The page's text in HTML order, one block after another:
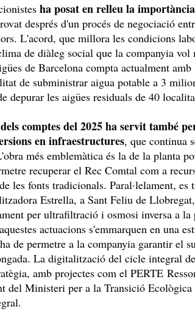
ha posat en relleu la
després d'un procés de negociació
L'acord, que millora les condicions
de diàleg social que la companyia vol
de Barcelona compta actualment
de subministrar aigua potable a 3
depurar les aigües residuals de 40
comptes del 2025 ha servit també
en infraestructures, que continua
més emblemàtica és la de la planta
recuperar el Rec Comtal com a
les fonts tradicionals. Paral·lelament,
Estrella, a Sant Feliu de
per ultrafiltració i osmosi inversa a la
actuacions s'emmarquen en una
de permetre a la companyia garantir el
La digitalització del cicle integral
amb projectes com el PERTE
del Ministeri per a la Transició